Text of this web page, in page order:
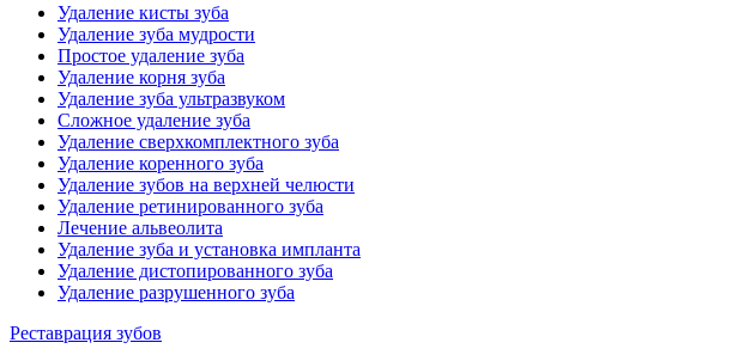
Удаление кисты зуба
Удаление зуба мудрости
Простое удаление зуба
Удаление корня зуба
Удаление зуба ультразвуком
Сложное удаление зуба
Удаление сверхкомплектного зуба
Удаление коренного зуба
Удаление зубов на верхней челюсти
Удаление ретинированного зуба
Лечение альвеолита
Удаление зуба и установка импланта
Удаление дистопированного зуба
Удаление разрушенного зуба
Реставрация зубов